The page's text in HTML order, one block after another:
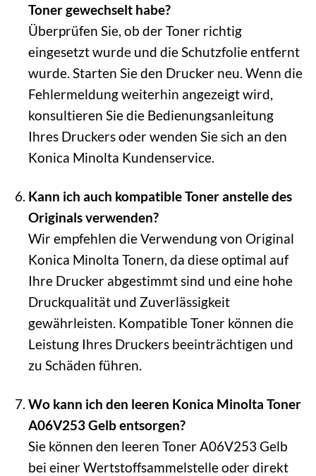
Toner gewechselt habe?
Überprüfen Sie, ob der Toner richtig
eingesetzt wurde und die Schutzfolie entfernt
wurde. Starten Sie den Drucker neu. Wenn die
Fehlermeldung weiterhin angezeigt wird,
konsultieren Sie die Bedienungsanleitung
Ihres Druckers oder wenden Sie sich an den
Konica Minolta Kundenservice.
Kann ich auch kompatible Toner anstelle des
Originals verwenden?
Wir empfehlen die Verwendung von Original
Konica Minolta Tonern, da diese optimal auf
Ihre Drucker abgestimmt sind und eine hohe
Druckqualität und Zuverlässigkeit
gewährleisten. Kompatible Toner können die
Leistung Ihres Druckers beeinträchtigen und
zu Schäden führen.
Wo kann ich den leeren Konica Minolta Toner
A06V253 Gelb entsorgen?
Sie können den leeren Toner A06V253 Gelb
bei einer Wertstoffsammelstelle oder direkt